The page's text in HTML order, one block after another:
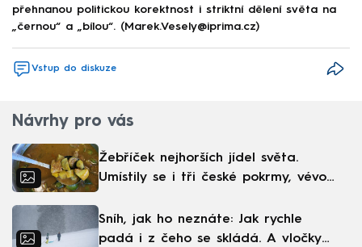
přehnanou politickou korektnost i striktní dělení světa na
„černou“ a „bílou“. (Marek.Vesely@iprima.cz)
Vstup do diskuze
Návrhy pro vás
Žebříček nejhorších jídel světa.
Umístily se i tři české pokrmy, vévodí
Sníh, jak ho neznáte: Jak rychle
padá i z čeho se skládá. A vločky